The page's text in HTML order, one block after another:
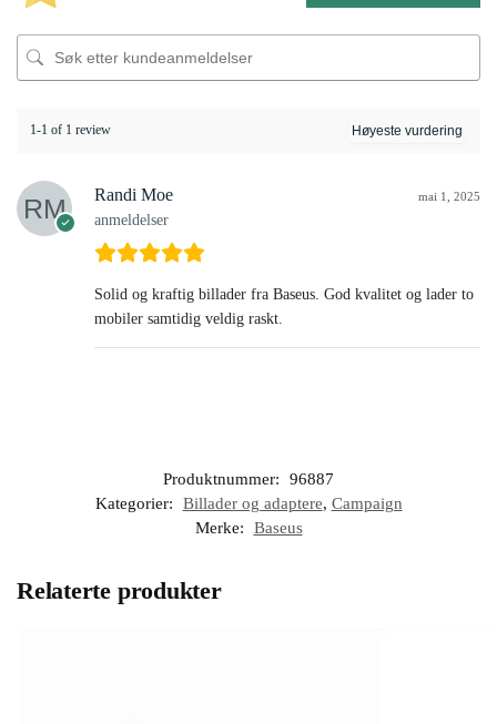
1-1 of 1 review
Randi Moe
anmeldelser
mai 1, 2025
Solid og kraftig billader fra Baseus. God kvalitet og lader to
mobiler samtidig veldig raskt.
Produktnummer:
96887
Kategorier:
Billader og adaptere, Campaign
Merke:
Baseus
Relaterte produkter